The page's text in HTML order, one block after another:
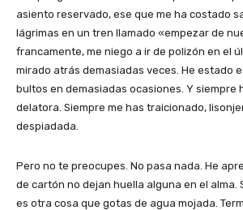
asiento reservado, ese que me ha costado
lágrimas en un tren llamado «empezar de
francamente, me niego a ir de polizón en el
mirado atrás demasiadas veces. He estado
bultos en demasiadas ocasiones. Y siempre
delatora. Siempre me has traicionado,
despiadada.
Pero no te preocupes. No pasa nada. He
de cartón no dejan huella alguna en el alma.
es otra cosa que gotas de agua mojada.